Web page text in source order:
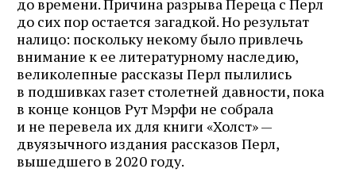
до времени. Причина разрыва Переца с Перл
до сих пор остается загадкой. Но результат
налицо: поскольку некому было привлечь
внимание к ее литературному наследию,
великолепные рассказы Перл пылились
в подшивках газет столетней давности, пока
в конце концов Рут Мэрфи не собрала
и не перевела их для книги «Холст» —
двуязычного издания рассказов Перл,
вышедшего в 2020 году.